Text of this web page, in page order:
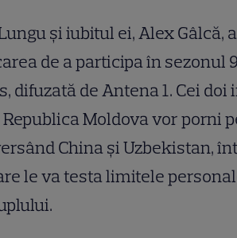
și iubitul ei, Alex Gâlcă,
de a participa în sezonul
difuzată de Antena 1. Cei
Moldova vor porni
China și Uzbekistan,
le va testa limitele